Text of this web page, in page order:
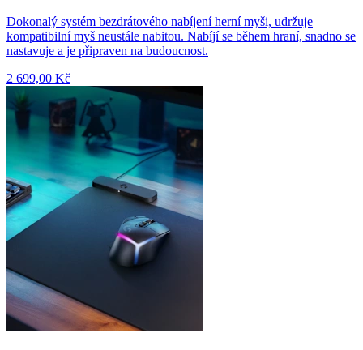
Dokonalý systém bezdrátového nabíjení herní myši, udržuje
kompatibilní myš neustále nabitou. Nabíjí se během hraní, snadno se
nastavuje a je připraven na budoucnost.
2 699,00 Kč